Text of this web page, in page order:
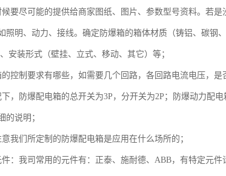
要尽可能的提供给商家图纸、图片、参数型号资料。若
照明、动力、接线。确定防爆箱的箱体材质（铸铝、碳钢
、安装形式（壁挂、立式、移动、其它）等；
控制要求有哪些，如需要几个回路，各回路电流电压，是
，防爆配电箱的总开关为3P，分开关为2P；防爆动力配
的说明；
我们所定制的防爆配电箱是应用在什么场所的；
：我司常用的元件有：正泰、施耐德、ABB，有特定元件